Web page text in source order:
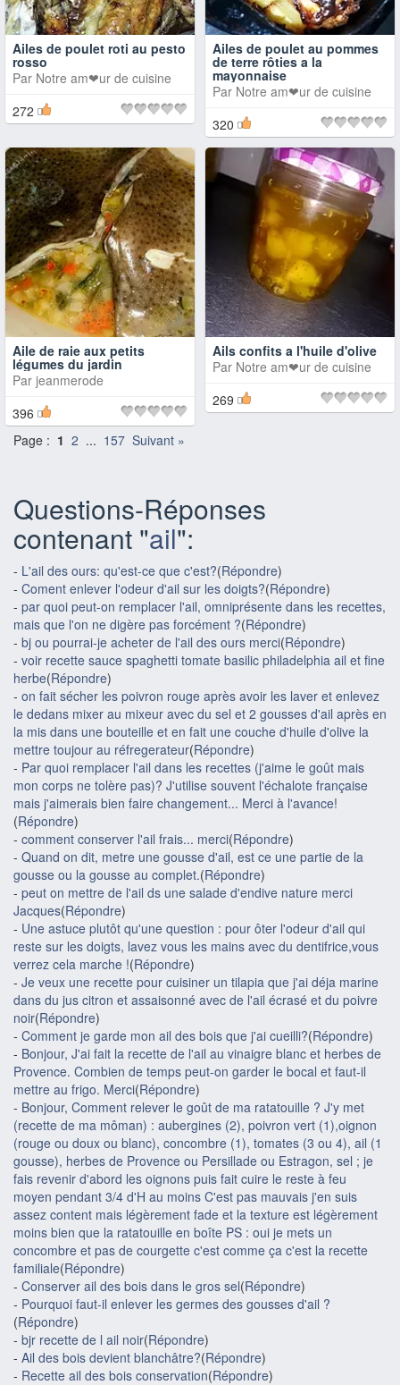
Ailes de poulet roti au pesto
rosso
Par Notre am❤ur de cuisine
272
Ailes de poulet au pommes
de terre rôties a la
mayonnaise
Par Notre am❤ur de cuisine
320
Aile de raie aux petits
légumes du jardin
Par jeanmerode
396
Ails confits a l'huile d'olive
Par Notre am❤ur de cuisine
269
Page : 1 2 ... 157 Suivant »
Questions-Réponses
contenant "ail":
- L'ail des ours: qu'est-ce que c'est?(Répondre)
- Coment enlever l'odeur d'ail sur les doigts?(Répondre)
- par quoi peut-on remplacer l'ail, omniprésente dans les recettes,
mais que l'on ne digère pas forcément ?(Répondre)
- bj ou pourrai-je acheter de l'ail des ours merci(Répondre)
- voir recette sauce spaghetti tomate basilic philadelphia ail et fine
herbe(Répondre)
- on fait sécher les poivron rouge après avoir les laver et enlevez
le dedans mixer au mixeur avec du sel et 2 gousses d'ail après en
la mis dans une bouteille et en fait une couche d'huile d'olive la
mettre toujour au réfregerateur(Répondre)
- Par quoi remplacer l'ail dans les recettes (j'aime le goût mais
mon corps ne tolère pas)? J'utilise souvent l'échalote française
mais j'aimerais bien faire changement... Merci à l'avance!
(Répondre)
- comment conserver l'ail frais... merci(Répondre)
- Quand on dit, metre une gousse d'ail, est ce une partie de la
gousse ou la gousse au complet.(Répondre)
- peut on mettre de l'ail ds une salade d'endive nature merci
Jacques(Répondre)
- Une astuce plutôt qu'une question : pour ôter l'odeur d'ail qui
reste sur les doigts, lavez vous les mains avec du dentifrice,vous
verrez cela marche !(Répondre)
- Je veux une recette pour cuisiner un tilapia que j'ai déja marine
dans du jus citron et assaisonné avec de l'ail écrasé et du poivre
noir(Répondre)
- Comment je garde mon ail des bois que j'ai cueilli?(Répondre)
- Bonjour, J'ai fait la recette de l'ail au vinaigre blanc et herbes de
Provence. Combien de temps peut-on garder le bocal et faut-il
mettre au frigo. Merci(Répondre)
- Bonjour, Comment relever le goût de ma ratatouille ? J'y met
(recette de ma môman) : aubergines (2), poivron vert (1),oignon
(rouge ou doux ou blanc), concombre (1), tomates (3 ou 4), ail (1
gousse), herbes de Provence ou Persillade ou Estragon, sel ; je
fais revenir d'abord les oignons puis fait cuire le reste à feu
moyen pendant 3/4 d'H au moins C'est pas mauvais j'en suis
assez content mais légèrement fade et la texture est légèrement
moins bien que la ratatouille en boîte PS : oui je mets un
concombre et pas de courgette c'est comme ça c'est la recette
familiale(Répondre)
- Conserver ail des bois dans le gros sel(Répondre)
- Pourquoi faut-il enlever les germes des gousses d'ail ?
(Répondre)
- bjr recette de l ail noir(Répondre)
- Ail des bois devient blanchâtre?(Répondre)
- Recette ail des bois conservation(Répondre)